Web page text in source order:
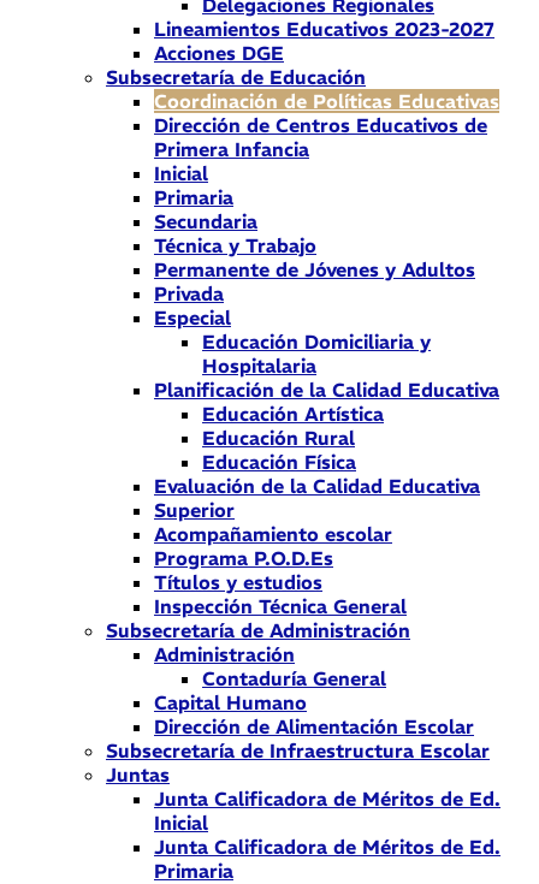
Delegaciones Regionales
Lineamientos Educativos 2023-2027
Acciones DGE
Subsecretaría de Educación
Coordinación de Políticas Educativas
Dirección de Centros Educativos de
Primera Infancia
Inicial
Primaria
Secundaria
Técnica y Trabajo
Permanente de Jóvenes y Adultos
Privada
Especial
Educación Domiciliaria y
Hospitalaria
Planificación de la Calidad Educativa
Educación Artística
Educación Rural
Educación Física
Evaluación de la Calidad Educativa
Superior
Acompañamiento escolar
Programa P.O.D.Es
Títulos y estudios
Inspección Técnica General
Subsecretaría de Administración
Administración
Contaduría General
Capital Humano
Dirección de Alimentación Escolar
Subsecretaría de Infraestructura Escolar
Juntas
Junta Calificadora de Méritos de Ed.
Inicial
Junta Calificadora de Méritos de Ed.
Primaria